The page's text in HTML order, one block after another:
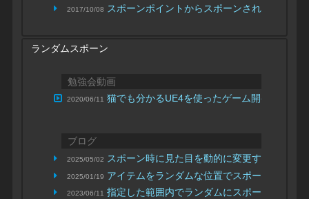
2017/10/08 スポーンポイントからスポーンされるアクタ
ランダムスポーン
勉強会動画
2020/06/11 猫でも分かるUE4を使ったゲーム開発 超初
ブログ
2025/05/02 スポーン時に見た目を動的に変更する処理を
2025/01/19 アイテムをランダムな位置でスポーンする
2023/06/11 指定した範囲内でランダムにスポーンする仕